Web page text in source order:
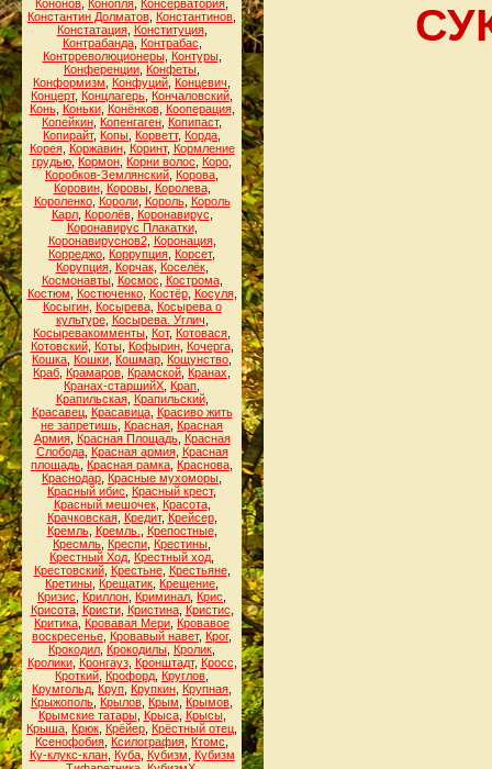
Кононов Конопля Консерватория
Константин Долматов Константинов
Констатация, Конституция,
Контрабанда, Контрабас
Контрреволюционеры, Контуры,
Конференции Конфеты
Конформизм
Конфуций Концевич
Концерт, Концлагерь Кончаловский
Конь, Коньки, Конёнков, Кооперация,
Копейкин Копенгаген Копипаст,
Копирайт, Копы Корветт, Корда
Корея, Коржавин, Коринт, Кормление
грудью Кормон Корни волос Коро
Коробков-Землянский Корова
Коровин, Коровы, Королева,
Короленко, Короли, Король, Король
Карл, Королёв, Коронавирус
Коронавирус Плакатки,
Коронавируснов2, Коронация,
Корреджо Коррупция Корсет,
Корупция, Корчак, Коселёк,
Космонавты, Космос Кострома,
Костюм
Костюченко, Костёр, Косуля,
Косыгин, Косырева, Косырева о
культуре, Косырева. Углич
Косыревакомменты Кот, Котовася
Котовский, Коты, Кофырин, Кочерга,
Кошка Кошки Кошмар Кощунство
Краб Крамаров Крамской Кранах
Кранах-старшийХ Крап
Крапильская, Крапильский,
Красавец, Красавица, Красиво жить
не запретишь Красная Красная
Армия, Красная Площадь, Красная
Слобода, Красная армия, Красная
площадь Красная рамка Краснова
Краснодар Красные мухоморы
Красный ибис
Красный крест,
Красный мешочек, Красота,
Крачковская, Кредит, Крейсер,
Кремль, Кремль. Крепостные,
Кресмль Креспи Крестины
Крестный Ход Крестный ход
Крестовский, Крестьне, Крестьяне,
Кретины Крещатик Крещение
Кризис
Криллон Криминал Крис
Крисота, Кристи, Кристина, Кристис
Критика Кровавая Мери Кровавое
воскресенье Кровавый навет, Крог,
Крокодил Крокодилы Кролик
Кролики, Кронгауз, Кронштадт, Кросс
Кроткий Крофорд Круглов
Крумгольд Круп Крупкин Крупная
Крыжополь Крылов Крым Крымов
Крымские татары, Крыса, Крысы,
Крыша Крюк Крёйер Крёстный отец
Ксенофобия Ксилография Ктомс
Ку-клукс-клан, Куба, Кубизм
Кубизм